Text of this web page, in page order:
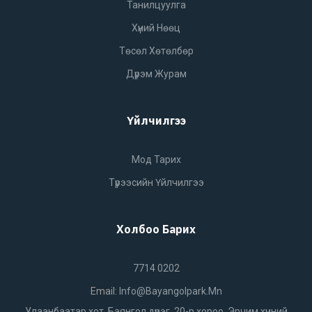
Танилцуулга
Хүний Нөөц
Төсөл Хөтөлбөр
Дүрэм Журам
Үйлчилгээ
Мод Тарих
Түрээсийн Үйлчилгээ
Холбоо Барих
7714 0202
Email: Info@bayangolpark.mn